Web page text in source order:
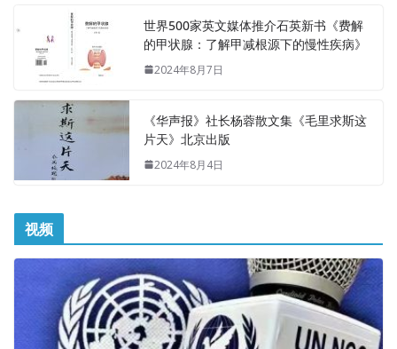
世界500家英文媒体推介石英新书《费解
的甲状腺：了解甲减根源下的慢性疾病》
2024年8月7日
《华声报》社长杨蓉散文集《毛里求斯这
片天》北京出版
2024年8月4日
视频